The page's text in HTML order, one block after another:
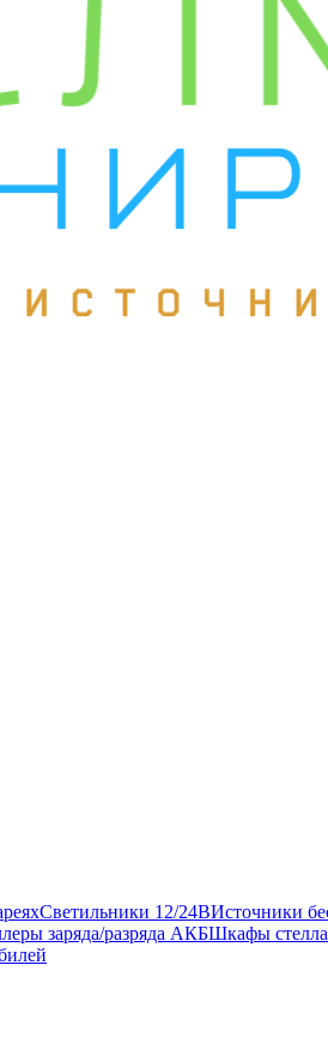
Светильники 12/24ВИсточники
заряда/разряда АКБШкафы